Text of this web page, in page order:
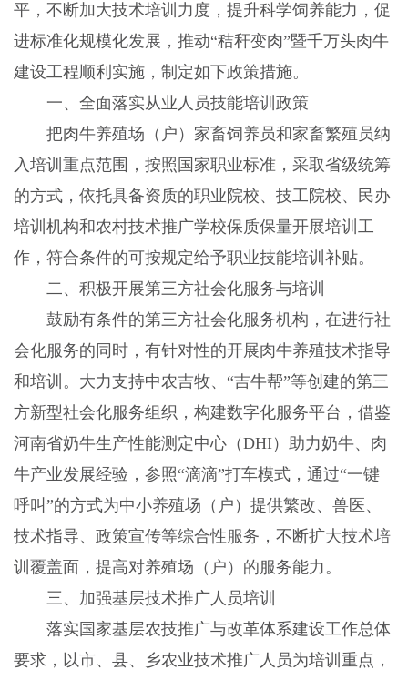
平，不断加大技术培训力度，提升科学饲养能力，促
进标准化规模化发展，推动“秸秆变肉”暨千万头肉牛
建设工程顺利实施，制定如下政策措施。
一、全面落实从业人员技能培训政策
把肉牛养殖场（户）家畜饲养员和家畜繁殖员纳
入培训重点范围，按照国家职业标准，采取省级统筹
的方式，依托具备资质的职业院校、技工院校、民办
培训机构和农村技术推广学校保质保量开展培训工
作，符合条件的可按规定给予职业技能培训补贴。
二、积极开展第三方社会化服务与培训
鼓励有条件的第三方社会化服务机构，在进行社
会化服务的同时，有针对性的开展肉牛养殖技术指导
和培训。大力支持中农吉牧、“吉牛帮”等创建的第三
方新型社会化服务组织，构建数字化服务平台，借鉴
河南省奶牛生产性能测定中心（DHI）助力奶牛、肉
牛产业发展经验，参照“滴滴”打车模式，通过“一键
呼叫”的方式为中小养殖场（户）提供繁改、兽医、
技术指导、政策宣传等综合性服务，不断扩大技术培
训覆盖面，提高对养殖场（户）的服务能力。
三、加强基层技术推广人员培训
落实国家基层农技推广与改革体系建设工作总体
要求，以市、县、乡农业技术推广人员为培训重点，